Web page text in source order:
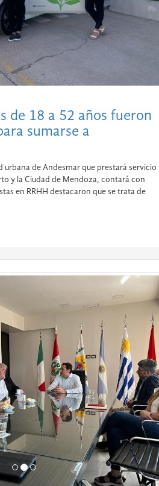
de 18 a 52 años fueron
sumarse a
de Andesmar que prestará servicio
y la Ciudad de Mendoza, contará con
en RRHH destacaron que se trata de